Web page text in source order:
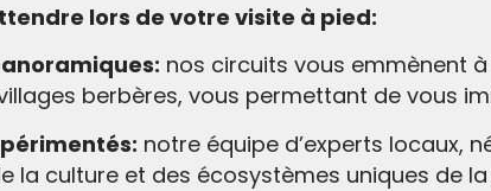
lors de votre visite à pied:
nos circuits vous emmènent
berbères, vous permettant de vous
notre équipe d’experts locaux,
la culture et des écosystèmes uniques de